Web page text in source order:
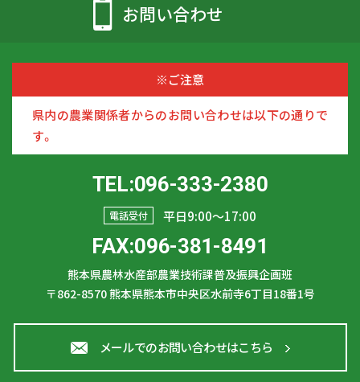
お問い合わせ
※ご注意
県内の農業関係者からのお問い合わせは以下の通りで
す。
TEL:096-333-2380
電話受付 平日9:00〜17:00
FAX:096-381-8491
熊本県農林水産部農業技術課普及振興企画班
〒862-8570熊本県熊本市中央区水前寺6丁目18番1号
メールでのお問い合わせはこちら